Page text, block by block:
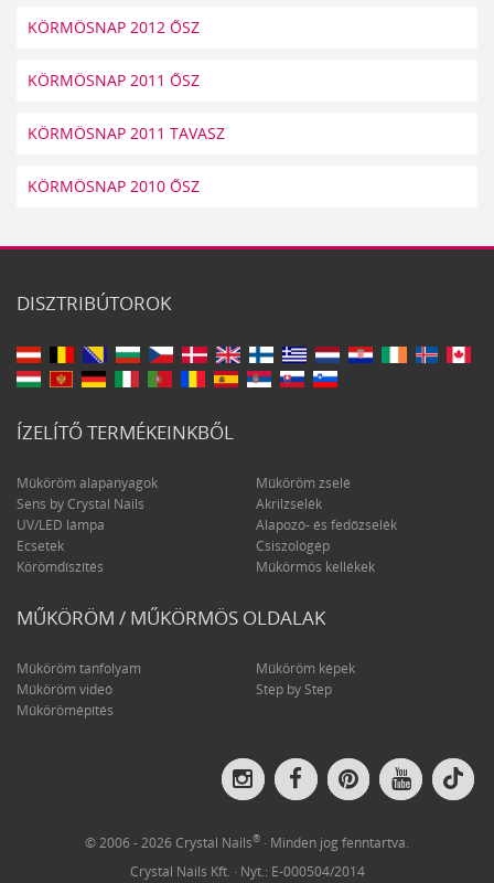
KÖRMÖSNAP 2012 ŐSZ
KÖRMÖSNAP 2011 ŐSZ
KÖRMÖSNAP 2011 TAVASZ
KÖRMÖSNAP 2010 ŐSZ
DISZTRIBÚTOROK
ÍZELÍTŐ TERMÉKEINKBŐL
Műköröm alapanyagok
Műköröm zselé
Sens by Crystal Nails
Akrilzselék
UV/LED lámpa
Alapozó- és fedőzselék
Ecsetek
Csiszológép
Körömdíszítés
Műkörmös kellékek
MŰKÖRÖM / MŰKÖRMÖS OLDALAK
Műköröm tanfolyam
Műköröm képek
Műköröm videó
Step by Step
Műkörömépítés
Crystal
Nails
Instagram
Crystal
Nails
Facebook
Crystal
Nails
Crystal
Nails
© 2006 - 2026 Crystal Nails® · Minden jog fenntartva.
Crystal Nails Kft. · Nyt.: E-000504/2014